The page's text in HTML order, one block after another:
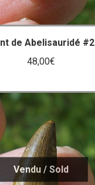
de Abelisauridé #2
48,00€